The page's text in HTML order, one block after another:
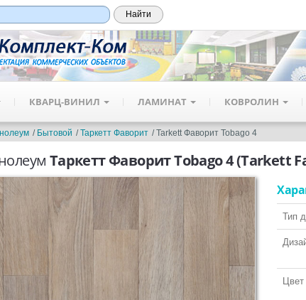
КВАРЦ-ВИНИЛ ЛАМИНАТ КОВРОЛИН
Бытовой Таркетт Фаворит Tarkett Фаворит Tobago 4
Таркетт Фаворит Tobago 4(Tarkett
Тип
Цвет